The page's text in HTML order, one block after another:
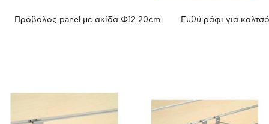
Πρόβολος panel με ακίδα Φ12 20cm Ευθύ ράφι για